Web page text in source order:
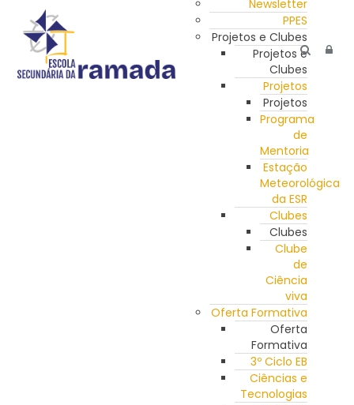
Newsletter
PPES
Projetos e Clubes
Projetos e
Clubes
Projetos
Projetos
Programa
de
Mentoria
Estação
Meteorológica
da ESR
Clubes
Clubes
Clube
de
Ciência
viva
Oferta Formativa
Oferta
Formativa
3º Ciclo EB
Ciências e
Tecnologias